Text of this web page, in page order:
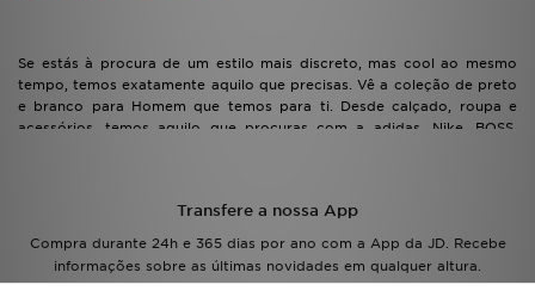
Se estás à procura de um estilo mais discreto, mas cool ao mesmo
tempo, temos exatamente aquilo que precisas. Vê a coleção de preto
e branco para Homem que temos para ti. Desde calçado, roupa e
acessórios, temos aquilo que procuras com a adidas, Nike, BOSS,
Transfere a nossa App
Compra durante 24h e 365 dias por ano com a App da JD. Recebe
informações sobre as últimas novidades em qualquer altura.